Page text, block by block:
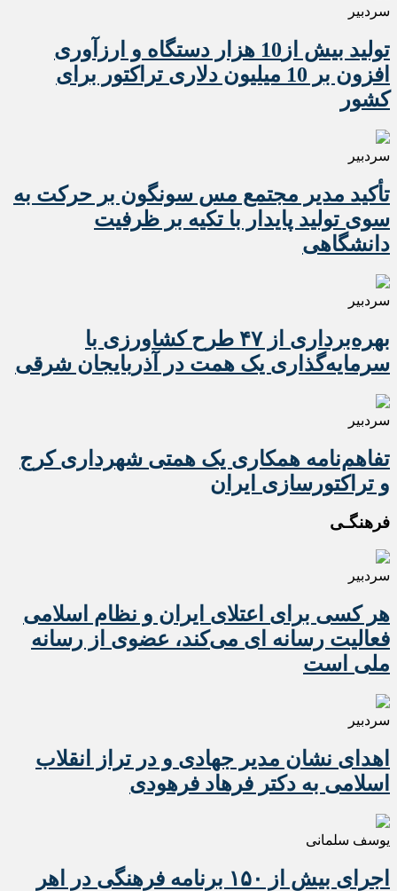
سردبیر
تولید بیش از10 هزار دستگاه و ارزآوری
افزون بر 10 میلیون دلاری تراکتور برای
کشور
سردبیر
تأکید مدیر مجتمع مس سونگون بر حرکت به
سوی تولید پایدار با تکیه بر ظرفیت
دانشگاهی
سردبیر
بهره‌برداری از ۴۷ طرح کشاورزی با
سرمایه‌گذاری یک همت در آذربایجان شرقی
سردبیر
تفاهم‌نامه همکاری یک همتی شهرداری کرج
و تراکتورسازی ایران
فرهنگـی
سردبیر
هر کسی برای اعتلای ایران و نظام اسلامی
فعالیت رسانه ای می‌کند، عضوی از رسانه
ملی است
سردبیر
اهدای نشان مدیر جهادی و در تراز انقلاب
اسلامی به دکتر فرهاد فرهودی
یوسف سلمانی
اجرای بیش از ۱۵۰ برنامه فرهنگی در اهر